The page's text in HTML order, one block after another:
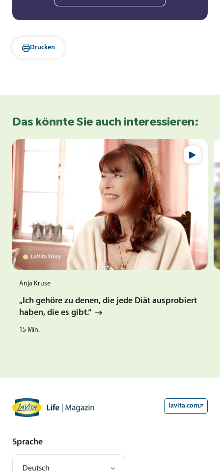
Drucken
Das könnte Sie auch interessieren:
LaVita Story
Anja Kruse
„Ich gehöre zu denen, die jede Diät ausprobiert
haben, die es gibt.“
15 Min.
lavita.com
Sprache
Deutsch